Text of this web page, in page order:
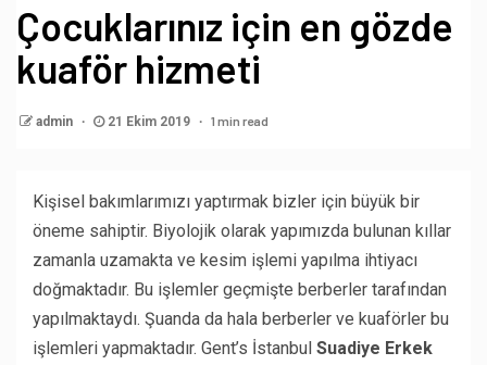
Çocuklarınız için en gözde
kuaför hizmeti
admin 21 Ekim 2019 1 min read
Kişisel bakımlarımızı yaptırmak bizler için büyük bir
öneme sahiptir. Biyolojik olarak yapımızda bulunan kıllar
zamanla uzamakta ve kesim işlemi yapılma ihtiyacı
doğmaktadır. Bu işlemler geçmişte berberler tarafından
yapılmaktaydı. Şuanda da hala berberler ve kuaförler bu
işlemleri yapmaktadır. Gent’s İstanbul Suadiye Erkek